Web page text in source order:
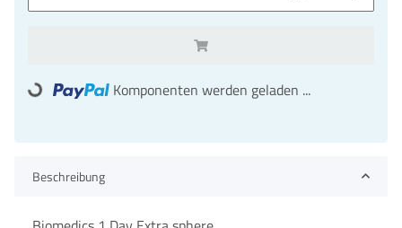
Loading... Komponenten werden geladen ...
Beschreibung